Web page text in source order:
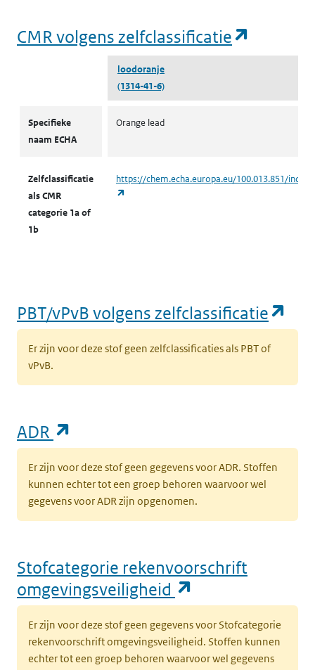
CMR volgens zelfclassificatie
loodoranje
(1314-41-6)
Specifieke
naam ECHA
Orange lead
Zelfclassificatie
als CMR
categorie 1a of
1b
https://chem.echa.europa.eu/100.013.851/
PBT/vPvB volgens zelfclassificatie
Er zijn voor deze stof geen zelfclassificaties als PBT of
vPvB.
ADR
Er zijn voor deze stof geen gegevens voor ADR. Stoffen
kunnen echter tot een groep behoren waarvoor wel
gegevens voor ADR zijn opgenomen.
Stofcategorie rekenvoorschrift
omgevingsveiligheid
Er zijn voor deze stof geen gegevens voor Stofcategorie
rekenvoorschrift omgevingsveiligheid. Stoffen kunnen
echter tot een groep behoren waarvoor wel gegevens